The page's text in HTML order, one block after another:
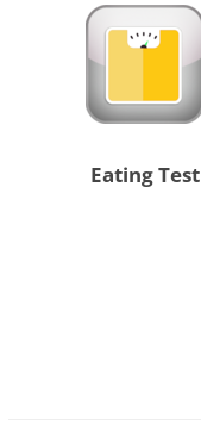
Eating Test